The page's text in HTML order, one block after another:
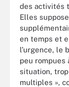
des activités
Elles
en temps et
l’urgence, le
peu rompues
situation,
multiples »,